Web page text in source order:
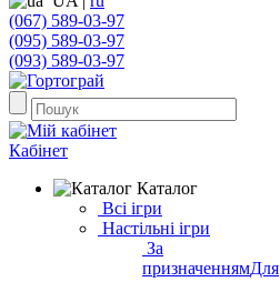
(067) 589-03-97
(095) 589-03-97
(093) 589-03-97
Кабінет
Каталог
Всі ігри
Настільні ігри
За
призначеннямДля